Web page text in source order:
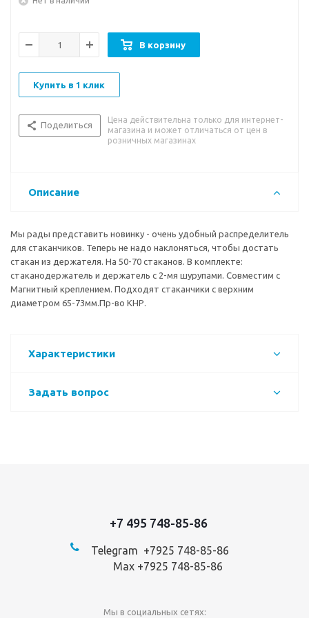
В корзину
Купить в 1 клик
Поделиться
Цена действительна только для интернет-
магазина и может отличаться от цен в
розничных магазинах
Описание
Мы рады представить новинку - очень удобный распределитель
для стаканчиков. Теперь не надо наклоняться, чтобы достать
стакан из держателя. На 50-70 стаканов. В комплекте:
стаканодержатель и держатель с 2-мя шурупами. Совместим с
Магнитный креплением. Подходят стаканчики с верхним
диаметром 65-73мм.Пр-во КНР.
Характеристики
Задать вопрос
+7 495 748-85-86
Telegram +7925 748-85-86
Max +7925 748-85-86
Мы в социальных сетях: